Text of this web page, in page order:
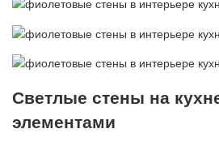
Светлые стены на
элементами